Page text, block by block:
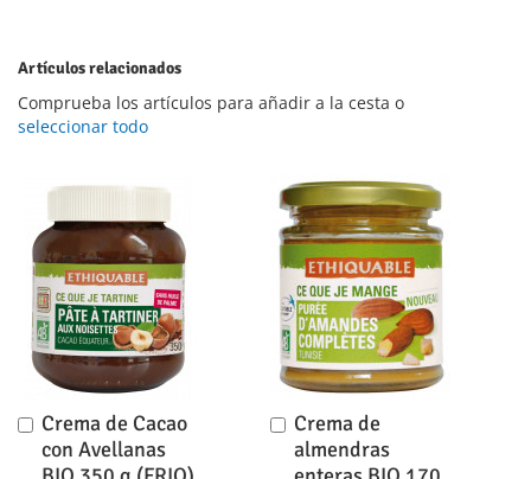
Artículos relacionados
Comprueba los artículos para añadir a la cesta o
seleccionar todo
Crema de Cacao
con Avellanas
Añadir
al
carrito
Crema de
almendras
Añadir
al
carrito